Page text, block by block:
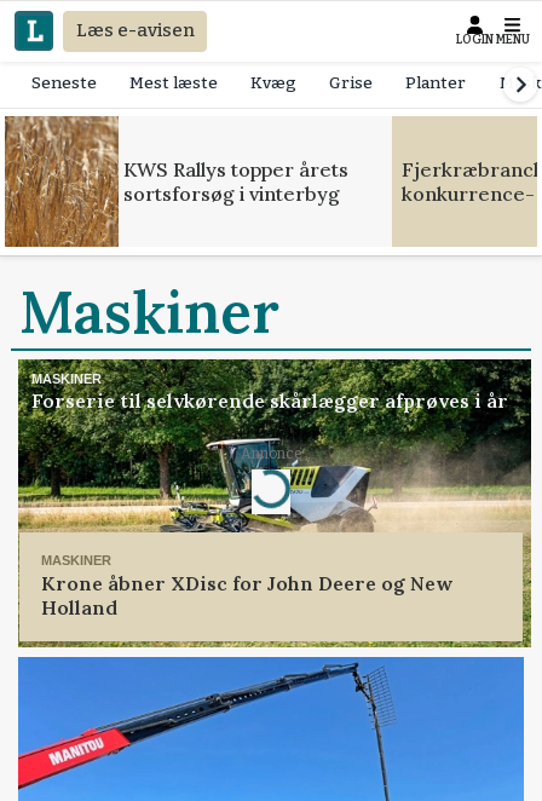
Læs e-avisen LOGIN MENU
Seneste Mest læste Kvæg Grise Planter
KWS Rallys topper årets
sortsforsøg i vinterbyg
konkurrence-
Maskiner
MASKINER
Forserie til selvkørende skårlægger afprøves i år
Annonce
Loading...
MASKINER
Krone åbner XDisc for John Deere og New
Holland